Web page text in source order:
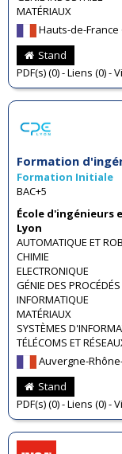
MATÉRIAUX
Hauts-de-France
Stand
PDF(s) (0) - Liens (0) -
Formation
Formation Initiale
BAC+5
École d'ingénieurs
Lyon
AUTOMATIQUE ET
CHIMIE
ELECTRONIQUE
GÉNIE DES PROCÉDÉS
INFORMATIQUE
MATÉRIAUX
SYSTÈMES
TÉLÉCOMS ET
Auvergne-Rhône-
Stand
PDF(s) (0) - Liens (0) -